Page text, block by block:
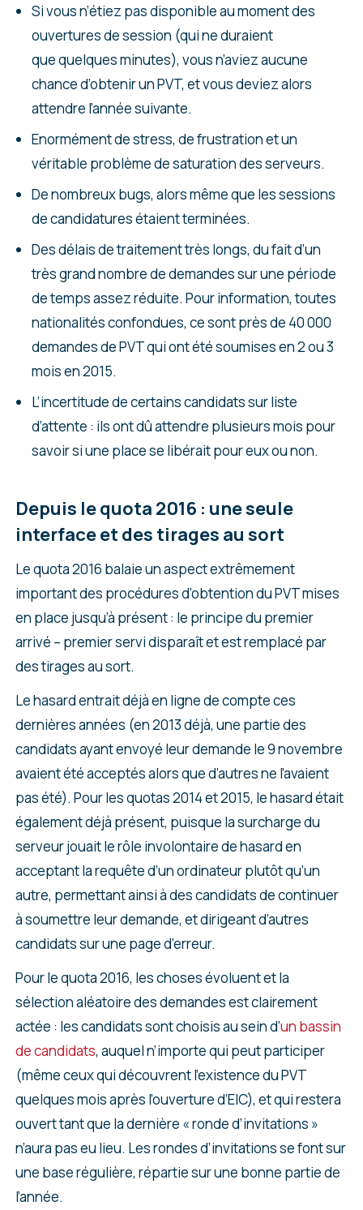
Si vous n’étiez pas disponible au moment des
ouvertures de session (qui ne duraient
que quelques minutes), vous n’aviez aucune
chance d’obtenir un PVT, et vous deviez alors
attendre l’année suivante.
Enormément de stress, de frustration et un
véritable problème de saturation des serveurs.
De nombreux bugs, alors même que les sessions
de candidatures étaient terminées.
Des délais de traitement très longs, du fait d’un
très grand nombre de demandes sur une période
de temps assez réduite. Pour information, toutes
nationalités confondues, ce sont près de 40 000
demandes de PVT qui ont été soumises en 2 ou 3
mois en 2015.
L’incertitude de certains candidats sur liste
d’attente : ils ont dû attendre plusieurs mois pour
savoir si une place se libérait pour eux ou non.
Depuis le quota 2016 : une seule
interface et des tirages au sort
Le quota 2016 balaie un aspect extrêmement
important des procédures d’obtention du PVT mises
en place jusqu’à présent : le principe du premier
arrivé – premier servi disparaît et est remplacé par
des tirages au sort.
Le hasard entrait déjà en ligne de compte ces
dernières années (en 2013 déjà, une partie des
candidats ayant envoyé leur demande le 9 novembre
avaient été acceptés alors que d’autres ne l’avaient
pas été). Pour les quotas 2014 et 2015, le hasard était
également déjà présent, puisque la surcharge du
serveur jouait le rôle involontaire de hasard en
acceptant la requête d’un ordinateur plutôt qu’un
autre, permettant ainsi à des candidats de continuer
à soumettre leur demande, et dirigeant d’autres
candidats sur une page d’erreur.
Pour le quota 2016, les choses évoluent et la
sélection aléatoire des demandes est clairement
actée : les candidats sont choisis au sein d’un bassin
de candidats, auquel n’importe qui peut participer
(même ceux qui découvrent l’existence du PVT
quelques mois après l’ouverture d’EIC), et qui restera
ouvert tant que la dernière « ronde d’invitations »
n’aura pas eu lieu. Les rondes d’invitations se font sur
une base régulière, répartie sur une bonne partie de
l’année.